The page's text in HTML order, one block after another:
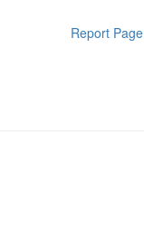
Report Page